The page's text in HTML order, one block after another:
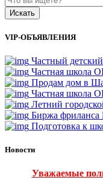
Искать
VIP-ОБЪЯВЛЕНИЯ
Частный
Частная
Продам дом в
Частная
Летний
Биржа фриланса
Подготовка к
Новости
Уважаемые